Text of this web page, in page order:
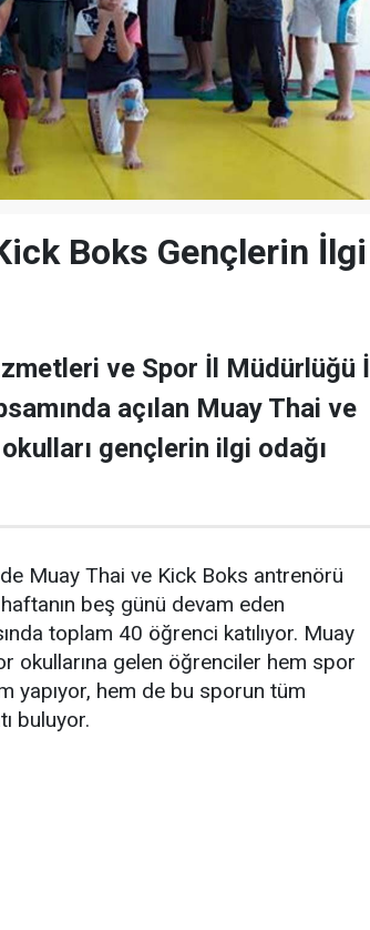
Boks Gençlerin İlgi
ve Spor İl Müdürlüğü İl
açılan Muay Thai ve
gençlerin ilgi odağı
Muay Thai ve Kick Boks antrenörü
beş günü devam eden
toplam 40 öğrenci katılıyor. Muay
okullarına gelen öğrenciler hem spor
yapıyor, hem de bu sporun tüm
buluyor.